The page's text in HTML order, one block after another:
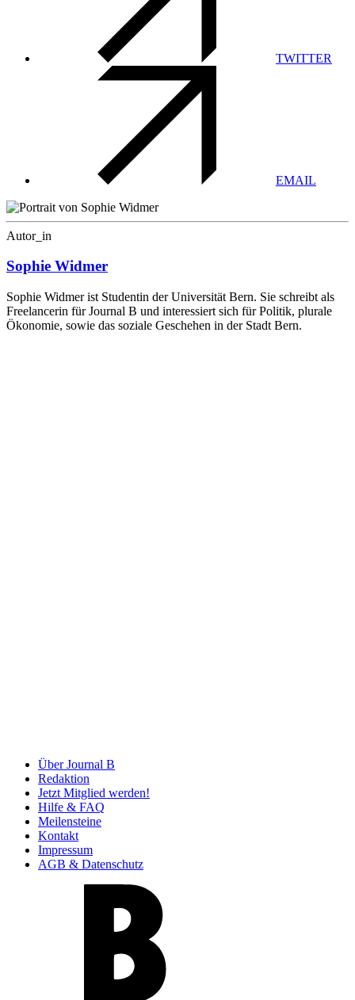
TWITTER
EMAIL
Autor_in
Sophie Widmer
Sophie Widmer ist Studentin der Universität Bern. Sie schreibt als
Freelancerin für Journal B und interessiert sich für Politik, plurale
Ökonomie, sowie das soziale Geschehen in der Stadt Bern.
Über Journal B
Redaktion
Jetzt Mitglied werden!
Hilfe & FAQ
Meilensteine
Kontakt
Impressum
AGB & Datenschutz